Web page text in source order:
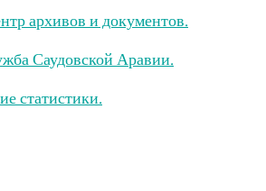
архивов и документов.
Саудовской Аравии.
статистики.